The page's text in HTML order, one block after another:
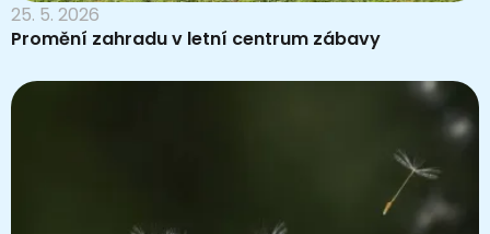
25. 5. 2026
Promění zahradu v letní centrum zábavy